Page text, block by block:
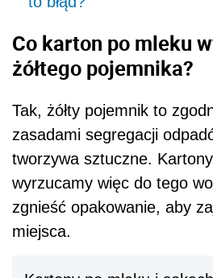
Co karton po mleku
żółtego pojemnika?
Tak, żółty pojemnik to
zasadami segregacji
tworzywa sztuczne.
wyrzucamy więc do tego
zgnieść opakowanie, aby
miejsca.